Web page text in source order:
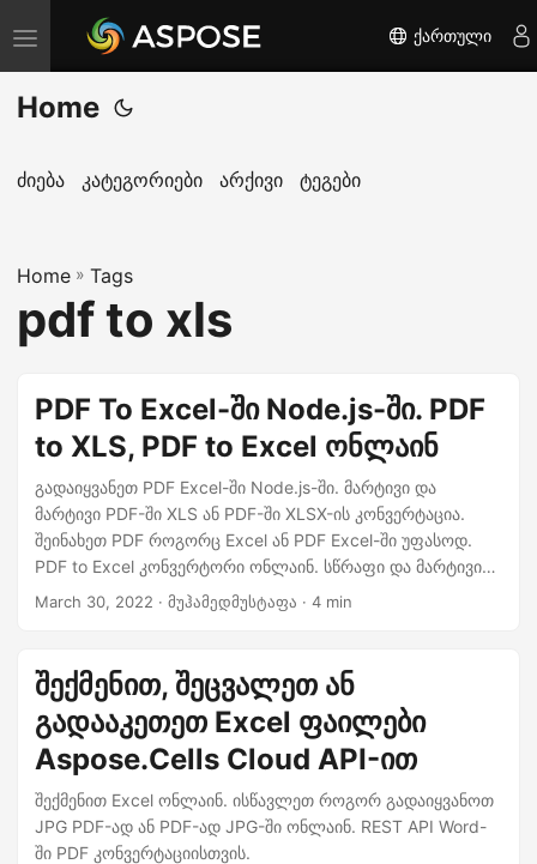
T
o
g
l
a
v
i
o
n
ქართული
Home
ძიება კატეგორიები არქივი ტეგები
Home » Tags
pdf to xls
PDF To Excel-ში Node.js-ში. PDF
to XLS, PDF to Excel ონლაინ
გადაიყვანეთ PDF Excel-ში Node.js-ში. მარტივი და
მარტივი PDF-ში XLS ან PDF-ში XLSX-ის კონვერტაცია.
შეინახეთ PDF როგორც Excel ან PDF Excel-ში უფასოდ.
PDF to Excel კონვერტორი ონლაინ. სწრაფი და მარტივი
pdf2excel კონვერტაცია ან ექსპორტი PDF Excel-ში
March 30, 2022 · მუჰამედმუსტაფა · 4 min
შექმენით, შეცვალეთ ან
გადააკეთეთ Excel ფაილები
Aspose.Cells Cloud API-ით
შექმენით Excel ონლაინ. ისწავლეთ როგორ გადაიყვანოთ
JPG PDF-ად ან PDF-ად JPG-ში ონლაინ. REST API Word-
ში PDF კონვერტაციისთვის.